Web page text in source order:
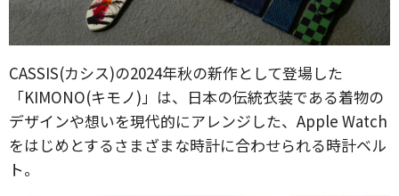
CASSIS(カシス)の2024年秋の新作として登場した
「KIMONO(キモノ)」は、日本の伝統衣装である着物の
デザインや想いを現代的にアレンジした、Apple Watch
をはじめとするさまざまな時計に合わせられる時計ベル
ト。